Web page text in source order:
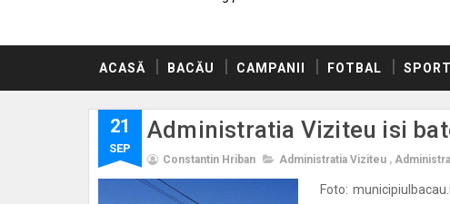
ACASĂ BACĂU CAMPANII FOTBAL SPORT
21
SEP
Administratia Viziteu isi
Constantin Hriban Administratia Viziteu ,
Foto: